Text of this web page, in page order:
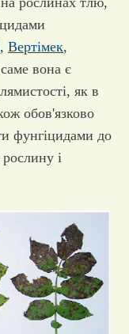
, Вертімек,
вона є
як в
обов'язково
фунгіцидами до
і